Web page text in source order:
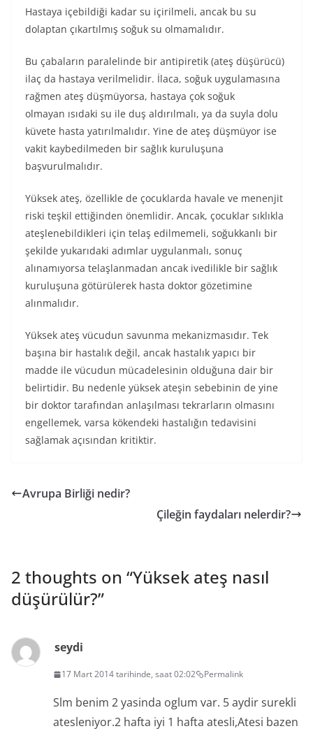
Hastaya içebildiği kadar su içirilmeli, ancak bu su
dolaptan çıkartılmış soğuk su olmamalıdır.
Bu çabaların paralelinde bir antipiretik (ateş düşürücü)
ilaç da hastaya verilmelidir. İlaca, soğuk uygulamasına
rağmen ateş düşmüyorsa, hastaya çok soğuk
olmayan ısıdaki su ile duş aldırılmalı, ya da suyla dolu
küvete hasta yatırılmalıdır. Yine de ateş düşmüyor ise
vakit kaybedilmeden bir sağlık kuruluşuna
başvurulmalıdır.
Yüksek ateş, özellikle de çocuklarda havale ve menenjit
riski teşkil ettiğinden önemlidir. Ancak, çocuklar sıklıkla
ateşlenebildikleri için telaş edilmemeli, soğukkanlı bir
şekilde yukarıdaki adımlar uygulanmalı, sonuç
alınamıyorsa telaşlanmadan ancak ivedilikle bir sağlık
kuruluşuna götürülerek hasta doktor gözetimine
alınmalıdır.
Yüksek ateş vücudun savunma mekanizmasıdır. Tek
başına bir hastalık değil, ancak hastalık yapıcı bir
madde ile vücudun mücadelesinin olduğuna dair bir
belirtidir. Bu nedenle yüksek ateşin sebebinin de yine
bir doktor tarafından anlaşılması tekrarların olmasını
engellemek, varsa kökendeki hastalığın tedavisini
sağlamak açısından kritiktir.
Avrupa Birliği nedir?
Çileğin faydaları nelerdir?
2 thoughts on “Yüksek ateş nasıl
düşürülür?”
seydi
17 Mart 2014 tarihinde, saat 02:02 Permalink
Slm benim 2 yasinda oglum var. 5 aydir surekli
atesleniyor.2 hafta iyi 1 hafta atesli,Atesi bazen